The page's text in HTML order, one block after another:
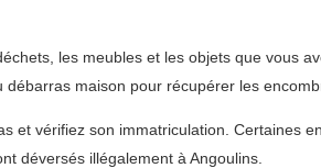
les meubles et les objets que vous
maison pour récupérer les
et vérifiez son immatriculation. Certaines
déversés illégalement à Angoulins.